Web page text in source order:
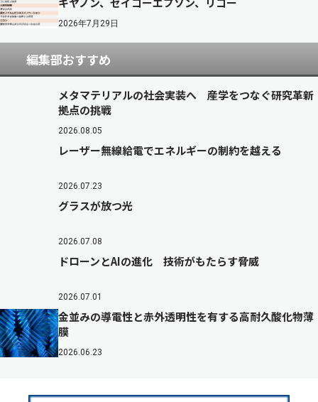
2026年7月29日
編集部おすすめ
メタマテリアルの社会実装へ 産学をつなぐ研究革新
拠点の挑戦
2026.08.05
レーザー無線給電でエネルギーの制約を越える
2026.07.23
グラスが放つ光
2026.07.08
ドローンとAIの進化 技術がもたらす脅威
2026.07.01
金並みの導電性と赤外透明性を有する高耐久酸化物薄
膜
2026.06.23